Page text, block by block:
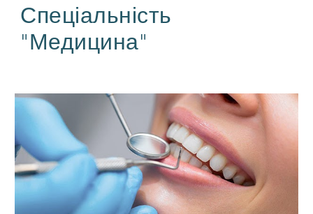
Спеціальність
"Медицина"